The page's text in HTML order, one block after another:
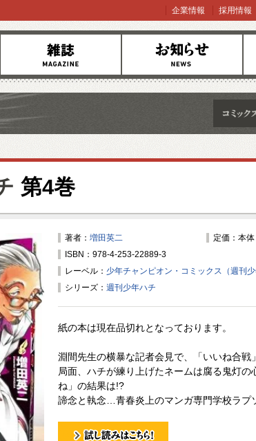
雑誌 お知らせ オ
企業情報 採用情報
第4巻
著者： 増田英二
定価：本
ISBN：978-4-253-22889-3
レーベル： 少年チャンピオン・コミックス（週刊少
シリーズ： 週刊少年ハチ
紙の本は現在品切れとなっております。
淵間先生の横暴な記者会見で、「いいね合
局面、ハチが練り上げたネームは腐る鬼灯
ね」の結果は!?
諦念と執念…青春炎上のマンガ専門学校ラプ